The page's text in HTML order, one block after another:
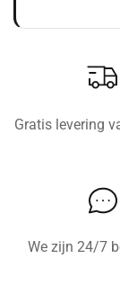
Gratis levering
We zijn 24/7